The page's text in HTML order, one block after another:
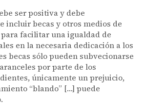
ser positiva y debe
incluir becas y otros medios de
facilitar una igualdad de
en la necesaria dedicación a los
becas sólo pueden subvecionarse
por parte de los
únicamente un prejuicio,
“blando” […] puede